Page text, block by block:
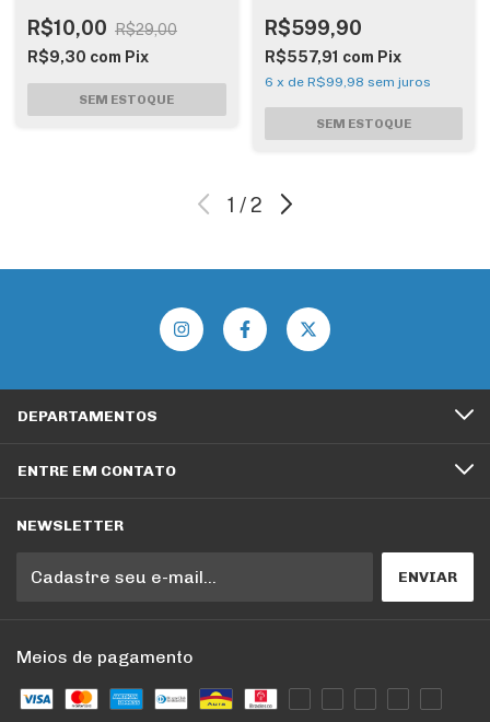
R$10,00 R$29,00
R$9,30 com Pix
R$599,90
R$557,91 com Pix
6 x de R$99,98 sem juros
1 /2
DEPARTAMENTOS
ENTRE EM CONTATO
NEWSLETTER
Meios de pagamento